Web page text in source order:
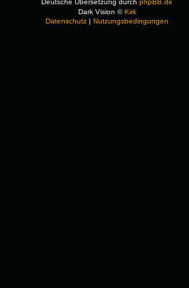
Dark Vision ©Kirk
Datenschutz | Nutzungsbedingungen